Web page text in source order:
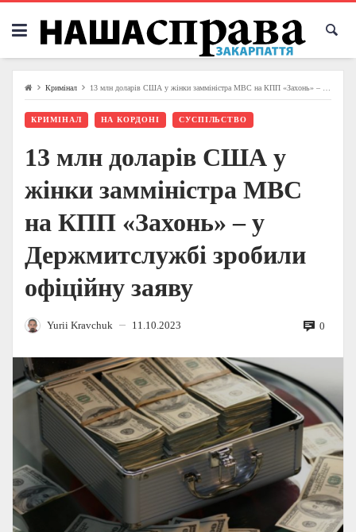
Skip
content
Кримінал 13 млн доларів США у жінки замміністра МВС на КПП «Захонь» – у Держмитслужбі зробили офіційну заяву
КРИМІНАЛ НА КОРДОНІ СУСПІЛЬСТВО
13 млн доларів США у
жінки замміністра МВС
на КПП «Захонь» – у
Держмитслужбі зробили
офіційну заяву
Yurii Kravchuk — 11.10.2023 0